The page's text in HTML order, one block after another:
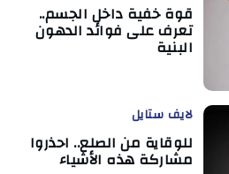
قوة خفية داخل الجسم..
تعرف على فوائد الدهون
البنية
لايف ستايل
للوقاية من الصلع.. احذروا
مشاركة هذه الأشياء